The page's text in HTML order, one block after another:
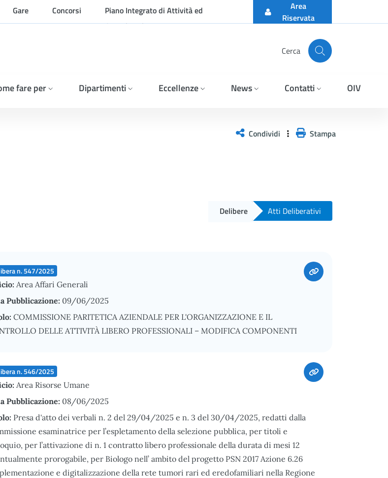
Gare Concorsi
Piano Integrato di Attività ed
Organizzazione
Area
Riservata
Cerca
fare per Dipartimenti Eccellenze News Contatti OIV
Condividi Stampa
Delibere Atti Deliberativi
n. 547/2025
Area Affari Generali
Pubblicazione: 09/06/2025
COMMISSIONE PARITETICA AZIENDALE PER L'ORGANIZZAZIONE E IL
DELLE ATTIVITÀ LIBERO PROFESSIONALI – MODIFICA COMPONENTI
n. 546/2025
Area Risorse Umane
Pubblicazione: 08/06/2025
Presa d'atto dei verbali n. 2 del 29/04/2025 e n. 3 del 30/04/2025, redatti dalla
esaminatrice per l’espletamento della selezione pubblica, per titoli e
per l’attivazione di n. 1 contratto libero professionale della durata di mesi 12
prorogabile, per Biologo nell’ ambito del progetto PSN 2017 Azione 6.26
e digitalizzazione della rete tumori rari ed eredofamiliari nella Regione